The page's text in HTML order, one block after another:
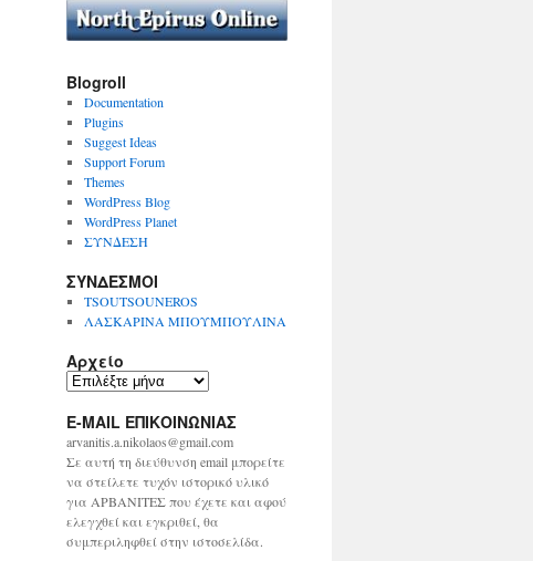
Blogroll
Documentation
Plugins
Suggest Ideas
Support Forum
Themes
WordPress Blog
WordPress Planet
ΣΥΝΔΕΣΗ
ΣΥΝΔΕΣΜΟΙ
TSOUTSOUNEROS
ΛΑΣΚΑΡΙΝΑ ΜΠΟΥΜΠΟΥΛΙΝΑ
Αρχείο
Α
χ
ε
ί
ο
E-MAIL ΕΠΙΚΟΙΝΩΝΙΑΣ
arvanitis.a.nikolaos@gmail.com
Σε αυτή τη διεύθυνση email μπορείτε
να στείλετε τυχόν ιστορικό υλικό
για ΑΡΒΑΝΙΤΕΣ που έχετε και αφού
ελεγχθεί και εγκριθεί, θα
συμπεριληφθεί στην ιστοσελίδα.